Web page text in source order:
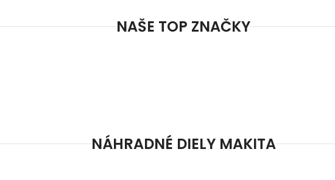
NAŠE TOP ZNAČKY
NÁHRADNÉ DIELY MAKITA